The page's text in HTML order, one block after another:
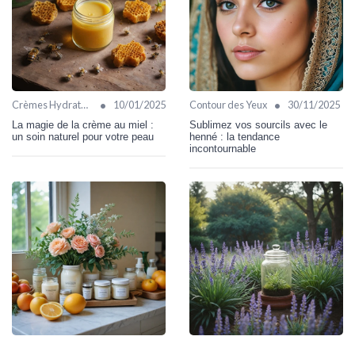
Crèmes Hydratantes • 10/01/2025
La magie de la crème au miel :
un soin naturel pour votre peau
Contour des Yeux • 30/11/2025
Sublimez vos sourcils avec le
henné : la tendance
incontournable